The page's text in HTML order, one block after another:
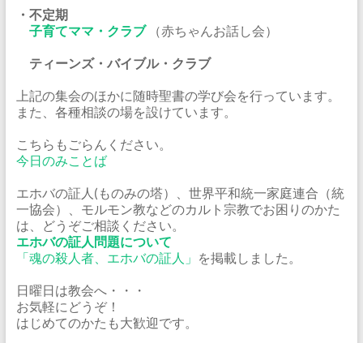
・不定期
子育てママ・クラブ（赤ちゃんお話し会）
ティーンズ・バイブル・クラブ
上記の集会のほかに随時聖書の学び会を行っています。
また、各種相談の場を設けています。
こちらもごらんください。
今日のみことば
エホバの証人(ものみの塔）、世界平和統一家庭連合（統
一協会）、モルモン教などのカルト宗教でお困りのかた
は、どうぞご相談ください。
エホバの証人問題について
「魂の殺人者、エホバの証人」 を掲載しました。
日曜日は教会へ・・・
お気軽にどうぞ！
はじめてのかたも大歓迎です。